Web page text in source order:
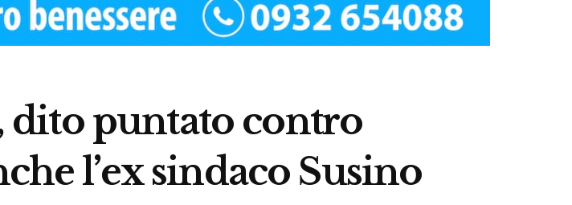
dito puntato contro
l’ex sindaco Susino